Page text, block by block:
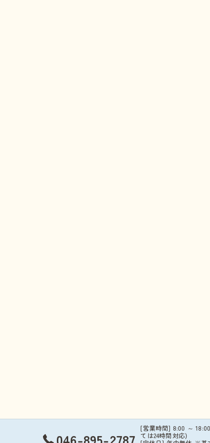
046-895-2787
[営業時間] 8:00 ～
ては24時間対応)